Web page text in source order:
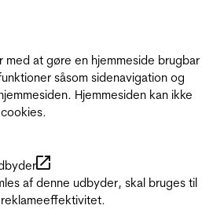
at gøre en hjemmeside
såsom sidenavigation og
Hjemmesiden kan ikke
af denne udbyder, skal bruges til